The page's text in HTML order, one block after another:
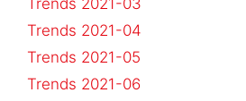
Trends 2021-03
Trends 2021-04
Trends 2021-05
Trends 2021-06